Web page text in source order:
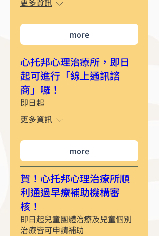
更多資訊
more
心托邦心理治療所，即日
起可進行「線上通訊諮
商」囉！
即日起
更多資訊
more
賀！心托邦心理治療所順
利通過早療補助機構審
核！
即日起兒童團體治療及兒童個別
治療皆可申請補助